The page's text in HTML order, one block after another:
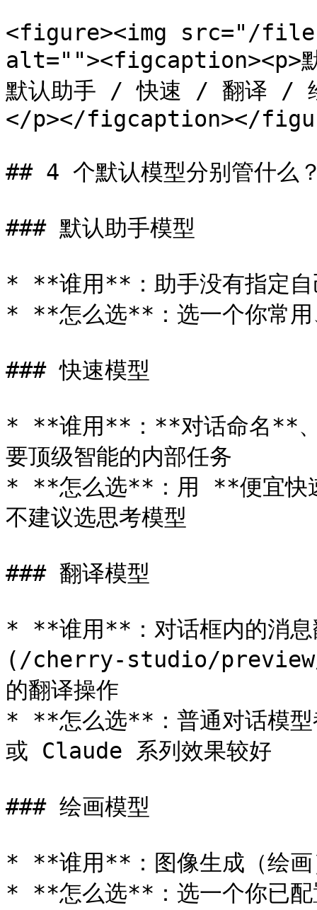
<figure><img src="/files/
alt=""><figcaption><p>默
默认助手 / 快速 / 翻译 / 绘
</p></figcaption></
## 4 个默认模型分别管什么
### 默认助手模型
* **谁用**：助手没有指定自
* **怎么选**：选一个你常用
### 快速模型
* **谁用**：**对话命名**
要顶级智能的内部任务
* **怎么选**：用 **便宜快
不建议选思考模型
### 翻译模型
* **谁用**：对话框内的消
(/cherry-studio/
的翻译操作
* **怎么选**：普通对话模型
或 Claude 系列效果较好
### 绘画模型
* **谁用**：图像生成（绘画
* **怎么选**：选一个你已配